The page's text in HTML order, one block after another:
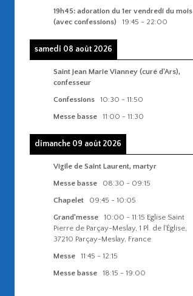
19h45: adoration du 1er vendredi du mois
(avec confessions)
19:45 - 22:00
samedi 08 août 2026
Saint Jean Marie Vianney (curé d'Ars),
confesseur
Confessions
10:30 - 11:50
Messe basse
11:00 - 11:30
dimanche 09 août 2026
Vigile de Saint Laurent, martyr
Messe basse
08:30 - 09:15
Chapelet
09:45 - 10:05
Grand'messe
10:00 - 11:15 Eglise Saint
Pierre de Parçay-Meslay, 1 Pl. de l'Église,
37210 Parçay-Meslay, France
Messe
11:45 - 12:15
Messe basse
18:15 - 19:00